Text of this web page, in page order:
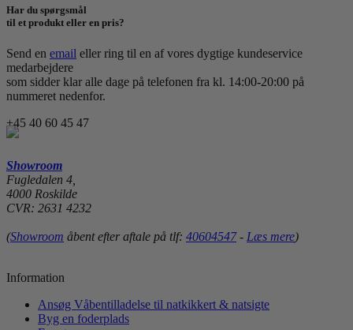
Har du spørgsmål
til et produkt eller en pris?
Send en email eller ring til en af vores dygtige kundeservice
medarbejdere
som sidder klar alle dage på telefonen fra kl. 14:00-20:00 på
nummeret nedenfor.
+45 40 60 45 47
Showroom
Fugledalen 4,
4000 Roskilde
CVR: 2631 4232
(Showroom åbent efter aftale på tlf: 40604547- Læs mere)
Information
Ansøg Våbentilladelse til natkikkert & natsigte
Byg en foderplads